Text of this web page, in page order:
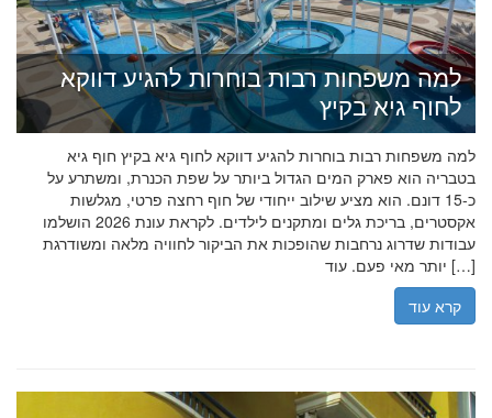
למה משפחות רבות בוחרות להגיע דווקא
לחוף גיא בקיץ
למה משפחות רבות בוחרות להגיע דווקא לחוף גיא בקיץ חוף גיא
בטבריה הוא פארק המים הגדול ביותר על שפת הכנרת, ומשתרע על
כ-15 דונם. הוא מציע שילוב ייחודי של חוף רחצה פרטי, מגלשות
אקסטרים, בריכת גלים ומתקנים לילדים. לקראת עונת 2026 הושלמו
עבודות שדרוג נרחבות שהופכות את הביקור לחוויה מלאה ומשודרגת
יותר מאי פעם. עוד […]
קרא עוד